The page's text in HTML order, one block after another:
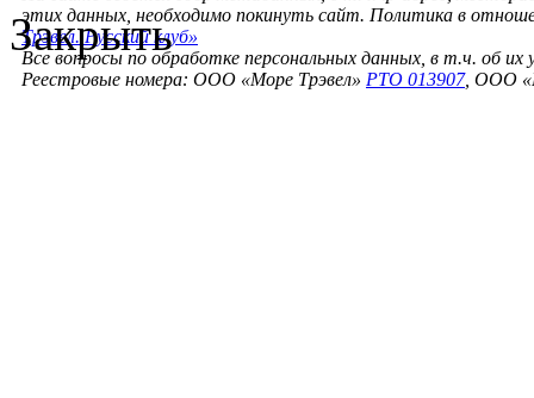
этих данных, необходимо покинуть сайт. Политика в
Трэвел. Русский клуб»
Все вопросы по обработке персональных данных, в т.ч. об их
Реестровые номера: ООО «Море Трэвел» РТО 013907, ООО
Закрыть